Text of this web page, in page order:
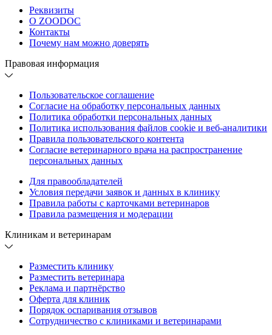
Реквизиты
О ZOODOC
Контакты
Почему нам можно доверять
Правовая информация
Пользовательское соглашение
Согласие на обработку персональных данных
Политика обработки персональных данных
Политика использования файлов cookie и веб-аналитики
Правила пользовательского контента
Согласие ветеринарного врача на распространение
персональных данных
Для правообладателей
Условия передачи заявок и данных в клинику
Правила работы с карточками ветеринаров
Правила размещения и модерации
Клиникам и ветеринарам
Разместить клинику
Разместить ветеринара
Реклама и партнёрство
Оферта для клиник
Порядок оспаривания отзывов
Сотрудничество с клиниками и ветеринарами